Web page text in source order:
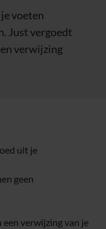
voeten
Just vergoedt
verwijzing
uit je
geen
een verwijzing van je